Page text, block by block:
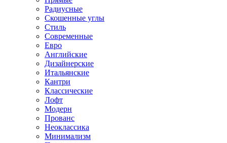
Радиусные
Скошенные углы
Стиль
Современные
Евро
Английские
Дизайнерские
Итальянские
Кантри
Классические
Лофт
Модерн
Прованс
Неоклассика
Минимализм